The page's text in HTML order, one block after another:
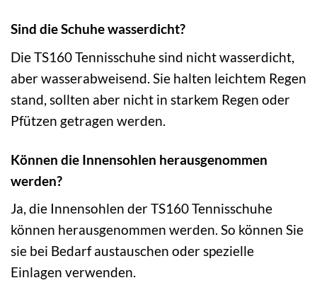
Sind die Schuhe wasserdicht?
Die TS160 Tennisschuhe sind nicht wasserdicht,
aber wasserabweisend. Sie halten leichtem Regen
stand, sollten aber nicht in starkem Regen oder
Pfützen getragen werden.
Können die Innensohlen herausgenommen
werden?
Ja, die Innensohlen der TS160 Tennisschuhe
können herausgenommen werden. So können Sie
sie bei Bedarf austauschen oder spezielle
Einlagen verwenden.